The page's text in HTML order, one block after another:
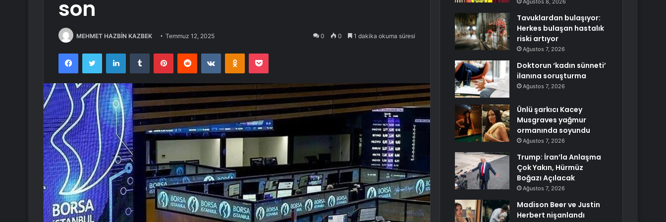
son
MEHMET HAZBİN KAZBEK Temmuz 12, 2025 0 0 1 dakika okuma süresi
FacebookTwitter LinkedInTumblr PinterestReddit VKontakteOdnoklassniki
Pocket
Ağustos 8, 2026
Tavuklardan bulaşıyor:
Herkes bulaşan hastalık
riski artıyor
Ağustos 7, 2026
Doktorun ‘kadın sünneti’
ilanına soruşturma
Ağustos 7, 2026
Ünlü şarkıcı Kacey
Musgraves yağmur
ormanında soyundu
Ağustos 7, 2026
Trump: İran’la Anlaşma
Çok Yakın, Hürmüz
Boğazı Açılacak
Ağustos 7, 2026
Madison Beer ve Justin
Herbert nişanlandı